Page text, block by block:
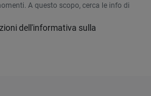
A questo scopo, cerca le info di
dell'informativa sulla